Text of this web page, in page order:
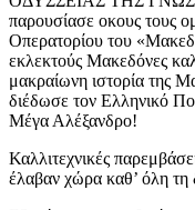
παρουσίασε οκους τους
Οπερατορίου του
εκλεκτούς Μακεδόνες
μακραίωνη ιστορία της
διέδωσε τον Ελληνικό
Μέγα Αλέξανδρο!
Καλλιτεχνικές
έλαβαν χώρα καθ’ όλη τη